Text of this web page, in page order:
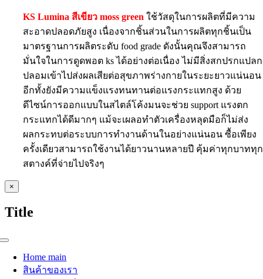
KS Lumina สีเขียว moss green ใช้วัสดุในการผลิตที่มีความ
สะอาดปลอดภัยสูง เนื่องจากชิ้นส่วนในการผลิตทุกชิ้นเป็น
มาตรฐานการผลิตระดับ food grade ดังนั้นคุณจึงสามารถ
มั่นใจในการดูดพอต ks ได้อย่างต่อเนื่อง ไม่มีสิ่งสกปรกแปลก
ปลอมเข้าไปส่งผลเสียต่อสุขภาพร่างกายในระยะยาวแน่นอน
อีกทั้งยังมีความแข็งแรงทนทานต่อแรงกระแทกสูง ด้วย
ดีไซน์การออกแบบในสไตล์โค้งมนจะช่วย support แรงตก
กระแทกได้ดีมากๆ แม้จะเผลอทำตัวเครื่องหลุดมือก็ไม่ส่ง
ผลกระทบต่อระบบการทำงานด้านในอย่างแน่นอน ซื้อเพียง
ครั้งเดียวสามารถใช้งานได้ยาวนานหลายปี คุ้มค่าทุกบาททุก
สตางค์ที่จ่ายไปจริงๆ
Close
product
view
×
Title
Toggle
NavigationHome main
สินค้าของเรา